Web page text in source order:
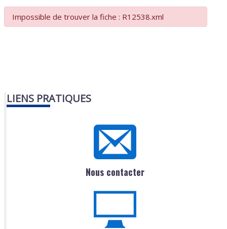
Impossible de trouver la fiche : R12538.xml
LIENS PRATIQUES
Nous contacter